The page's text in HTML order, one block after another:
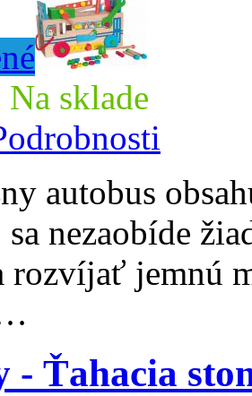
Na sklade
autobus
nezaobíde
rozvíjať jemnú
- Ťahacia